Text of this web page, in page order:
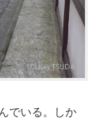
でいる。しか